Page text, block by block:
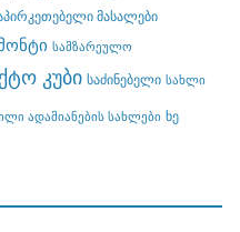
მასალები
სამზარეულო
კუბი საძინებელი სახლი
ადამიანების სახლები ხე